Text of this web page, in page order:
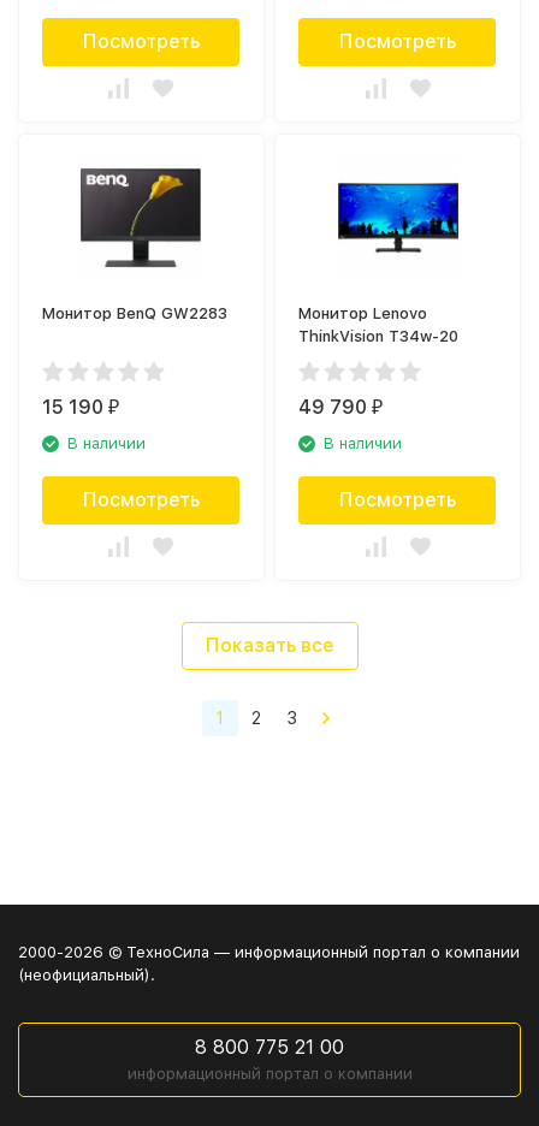
Посмотреть Посмотреть
Монитор BenQ GW2283
15 190₽
В наличии
Посмотреть
Монитор Lenovo
ThinkVision T34w-20
49 790₽
В наличии
Посмотреть
Показать все
1 2 3
2000-2026 © ТехноСила — информационный портал о компании
(неофициальный).
8 800 775 21 00
информационный портал о компании